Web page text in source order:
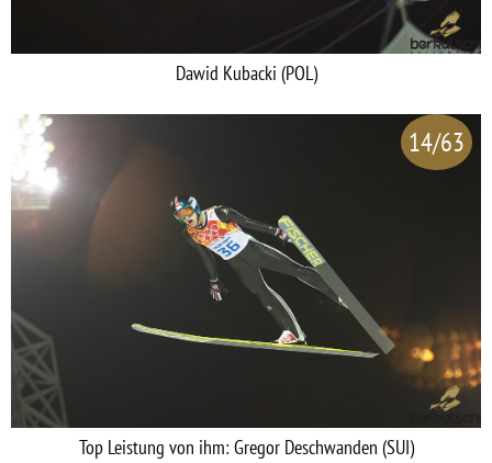
Dawid Kubacki (POL)
14/63
Top Leistung von ihm: Gregor Deschwanden (SUI)